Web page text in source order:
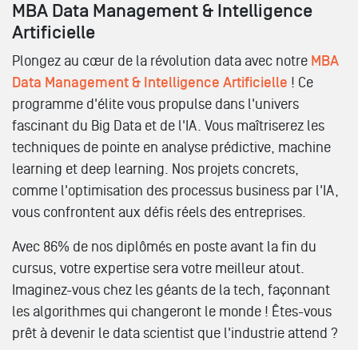
MBA Data Management & Intelligence
Artificielle
Plongez au cœur de la révolution data avec notre MBA
Data Management & Intelligence Artificielle ! Ce
programme d'élite vous propulse dans l'univers
fascinant du Big Data et de l'IA. Vous maîtriserez les
techniques de pointe en analyse prédictive, machine
learning et deep learning. Nos projets concrets,
comme l'optimisation des processus business par l'IA,
vous confrontent aux défis réels des entreprises.
Avec 86% de nos diplômés en poste avant la fin du
cursus, votre expertise sera votre meilleur atout.
Imaginez-vous chez les géants de la tech, façonnant
les algorithmes qui changeront le monde ! Êtes-vous
prêt à devenir le data scientist que l'industrie attend ?